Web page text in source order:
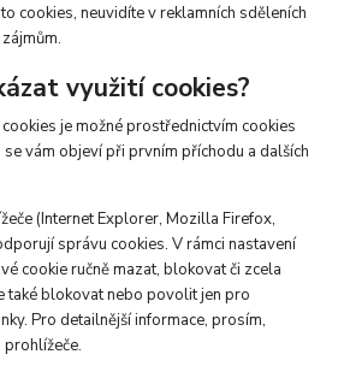
cookies, neuvidíte v reklamních sděleních
využití cookies?
je možné prostřednictvím cookies
vám objeví při prvním příchodu a dalších
(Internet Explorer, Mozilla Firefox,
správu cookies. V rámci nastavení
cookie ručně mazat, blokovat či zcela
také blokovat nebo povolit jen pro
Pro detailnější informace, prosím,